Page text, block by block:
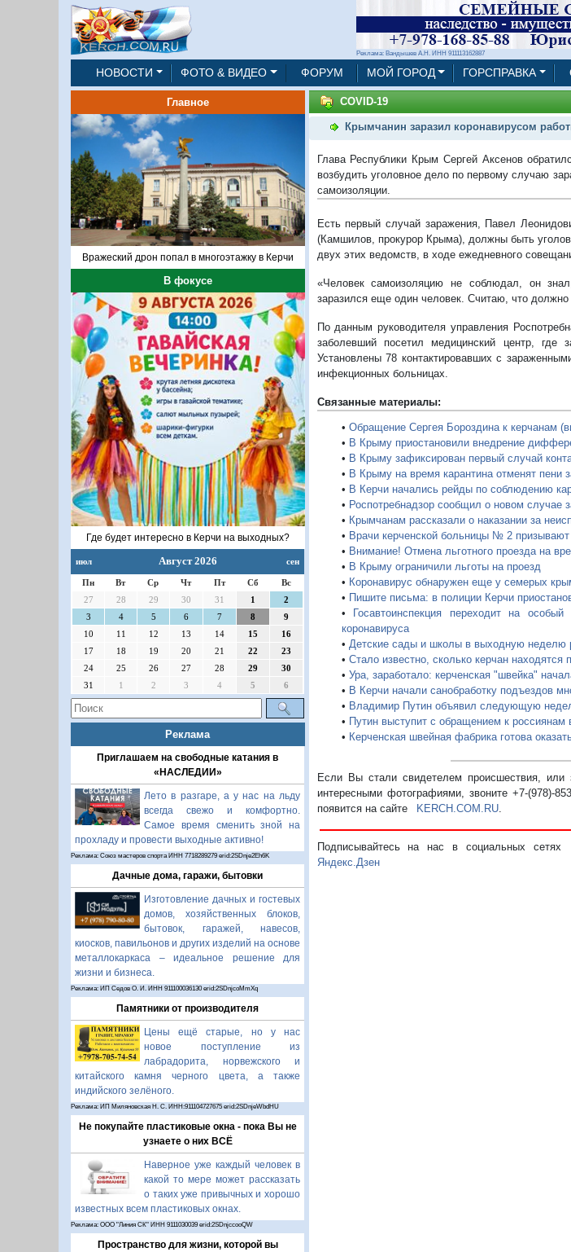
Реклама: Вандышев А.Н. ИНН 911113162887
НОВОСТИ ФОТО & ВИДЕО ФОРУМ МОЙ ГОРОД ГОРСПРАВКА
Главное
Вражеский дрон попал в многоэтажку в Керчи
В фокусе
Где будет интересно в Керчи на выходных?
июл Август 2026 сен
Пн Вт Ср Чт Пт Сб
Вс
27
28 29 30 31 1
2
3
4 5 6 7 8
9
10
11 12 13 14 15
16
17
18 19 20 21 22
23
24
25 26 27 28 29
30
31
1 2 3 4 5 6
Реклама
Приглашаем на свободные катания в
«НАСЛЕДИИ»
Лето в разгаре, а у нас на льду
всегда свежо и комфортно.
Самое время сменить зной на
прохладу и провести выходные активно!
Реклама: Союз мастеров спорта ИНН 7718289279 erid:2SDnje2Eh6K
Дачные дома, гаражи, бытовки
Изготовление дачных и гостевых
домов, хозяйственных блоков,
бытовок, гаражей, навесов,
киосков, павильонов и других изделий на основе
металлокаркаса – идеальное решение для
жизни и бизнеса.
Реклама: ИП Седов О. И. ИНН 911100036130 erid:2SDnjcoMmXq
Памятники от производителя
Цены ещё старые, но у нас
новое поступление из
лабрадорита, норвежского и
китайского камня черного цвета, а также
индийского зелёного.
Реклама: ИП Миляновская Н. С. ИНН:911104727675 erid:2SDnjeWbdHU
Не покупайте пластиковые окна - пока Вы не
узнаете о них ВСЁ
Наверное уже каждый человек в
какой то мере может рассказать
о таких уже привычных и хорошо
известных всем пластиковых окнах.
Реклама: ООО "Линия СК" ИНН 9111030039 erid:2SDnjccooQW
Пространство для жизни, которой вы
COVID-19
Крымчанин заразил коронавирусом
Глава Республики Крым Сергей Аксенов
возбудить уголовное дело по первому случаю
самоизоляции.
Есть первый случай заражения, Павел
(Камшилов, прокурор Крыма), должны быть
двух этих ведомств, в ходе ежедневного
«Человек самоизоляцию не соблюдал, он
заразился еще один человек. Считаю, что
По данным руководителя управления
заболевший посетил медицинский центр, где
Установлены 78 контактировавших с
инфекционных больницах.
Связанные материалы:
• Обращение Сергея Бороздина к керчанам
• В Крыму приостановили внедрение
• В Крыму зафиксирован первый случай
• В Крыму на время карантина отменят пени
• В Керчи начались рейды по соблюдению
• Роспотребнадзор сообщил о новом случае
• Крымчанам рассказали о наказании за
• Врачи керченской больницы № 2 призывают
• Внимание! Отмена льготного проезда на
• В Крыму ограничили льготы на проезд
• Коронавирус обнаружен еще у семерых
• Пишите письма: в полиции Керчи
• Госавтоинспекция переходит на
коронавируса
• Детские сады и школы в выходную неделю
• Стало известно, сколько керчан
• Ура, заработало: керченская "швейка"
• В Керчи начали санобработку подъездов
• Владимир Путин объявил следующую
• Путин выступит с обращением к россиянам
• Керченская швейная фабрика готова
Если Вы стали свидетелем происшествия, или
интересными фотографиями, звоните +7-(978)-
появится на сайте KERCH.COM.RU.
Подписывайтесь на нас в социальных сетях
Яндекс.Дзен